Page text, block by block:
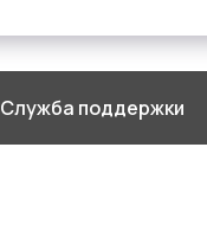
Служба поддержки